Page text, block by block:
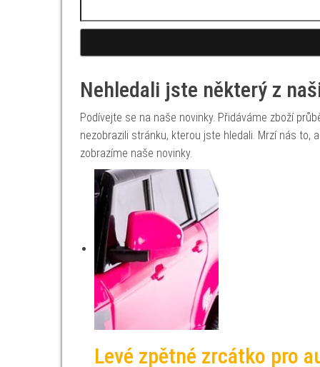
Nehledali jste některý z
Podívejte se na naše novinky. Přidáváme zboží
nezobrazili stránku, kterou jste hledali. Mrzí nás
zobrazíme naše novinky.
Levé zpětné zrcátko pro